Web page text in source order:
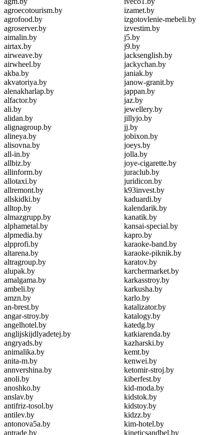
agroecotourism.by
agrofood.by
agroserver.by
aimalin.by
airtax.by
airweave.by
airwheel.by
akba.by
akvatoriya.by
alenakharlap.by
alfactor.by
ali.by
alidan.by
alignagroup.by
alineya.by
alisovna.by
all-in.by
allbiz.by
allinform.by
allotaxi.by
allremont.by
allskidki.by
alltop.by
almazgrupp.by
alphametal.by
alpmedia.by
alpprofi.by
altarena.by
altragroup.by
alupak.by
amalgama.by
ambeli.by
amzn.by
an-brest.by
angar-stroy.by
angelhotel.by
anglijskijdlyadetej.by
angryads.by
animalika.by
anita-m.by
annvershina.by
anoli.by
anoshko.by
anslav.by
antifriz-tosol.by
antilev.by
antonova5a.by
antrade.by
izamet.by
izgotovlenie-mebeli.by
izvestim.by
j5.by
j9.by
jacksenglish.by
jackychan.by
janiak.by
janow-granit.by
jappan.by
jaz.by
jewellery.by
jillyjo.by
jj.by
jobixon.by
joeys.by
jolla.by
joye-cigarette.by
juraclub.by
juridicon.by
k93invest.by
kaduardi.by
kalendarik.by
kanatik.by
kansai-special.by
kapro.by
karaoke-band.by
karaoke-piknik.by
karatov.by
karchermarket.by
karkasstroy.by
karkusha.by
karlo.by
katalizator.by
katalogy.by
katedg.by
katkiarenda.by
kazharski.by
kemt.by
kenwei.by
ketomir-stroj.by
kiberfest.by
kid-moda.by
kidstok.by
kidstoy.by
kidzz.by
kim-hotel.by
kineticsandbel.by